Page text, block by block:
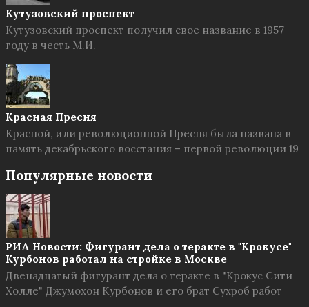
Кутузовский проспект
Кутузовский проспект получил свое название в 1957
году в честь М.И.
Красная Пресня
Красной, или революционной Пресня была названа в
память декабрьского восстания – первой революции 19
Популярные новости
РИА Новости: Фигурант дела о теракте в "Крокусе"
Курбонов работал на стройке в Москве
Двенадцатый фигурант дела о теракте в "Крокус Сити
Холле" Джумохон Курбонов и его брат Сухроб работ